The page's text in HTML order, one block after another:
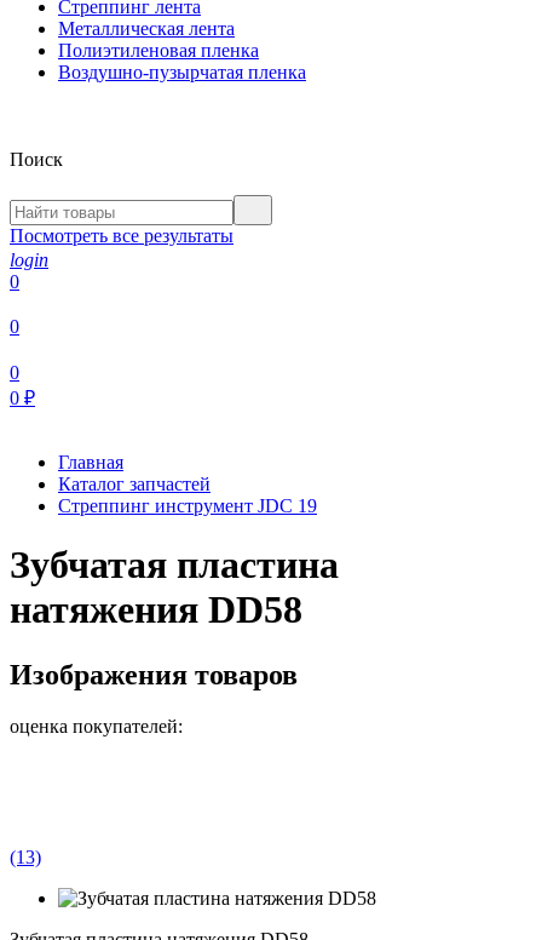
Стреппинг лента
Металлическая лента
Полиэтиленовая пленка
Воздушно-пузырчатая пленка
Поиск
Посмотреть все результаты
login
0
0
0
0 ₽
Главная
Каталог запчастей
Стреппинг инструмент JDC 19
Зубчатая пластина
натяжения DD58
Изображения товаров
оценка покупателей:
(13)